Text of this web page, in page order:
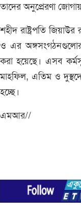
তাদের অনুপ্রেরণা
শহীদ রাষ্ট্রপতি
ও এর অঙ্গসংগঠনগুলোর
করা হয়েছে। এসব
মাহফিল, এতিম ও
হচ্ছে।
এমআর//